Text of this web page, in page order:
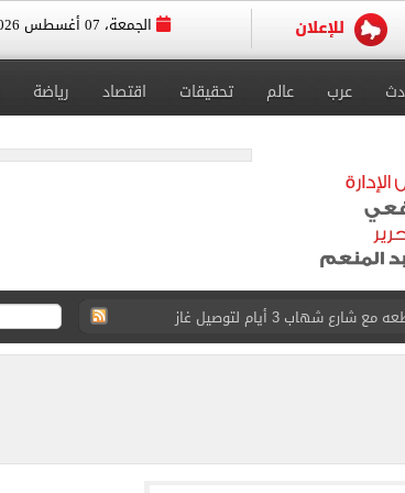
الجمعة، 07 أغسطس 2026
عرب عالم تحقيقات اقتصاد رياضة
3 أيام لتوصيل غاز
عربية لـ68 أسبوعا